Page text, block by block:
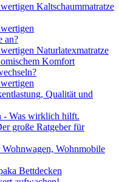
Kaltschaummatratze
an?
Naturlatexmatratze
Komfort
Qualität und
- Was wirklich hilft.
große Ratgeber für
Wohnmobile
Bettdecken